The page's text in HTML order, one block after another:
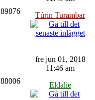
89876
Túrin Turambar
88006
fre jun 01, 2018
11:46 am
Eldalie